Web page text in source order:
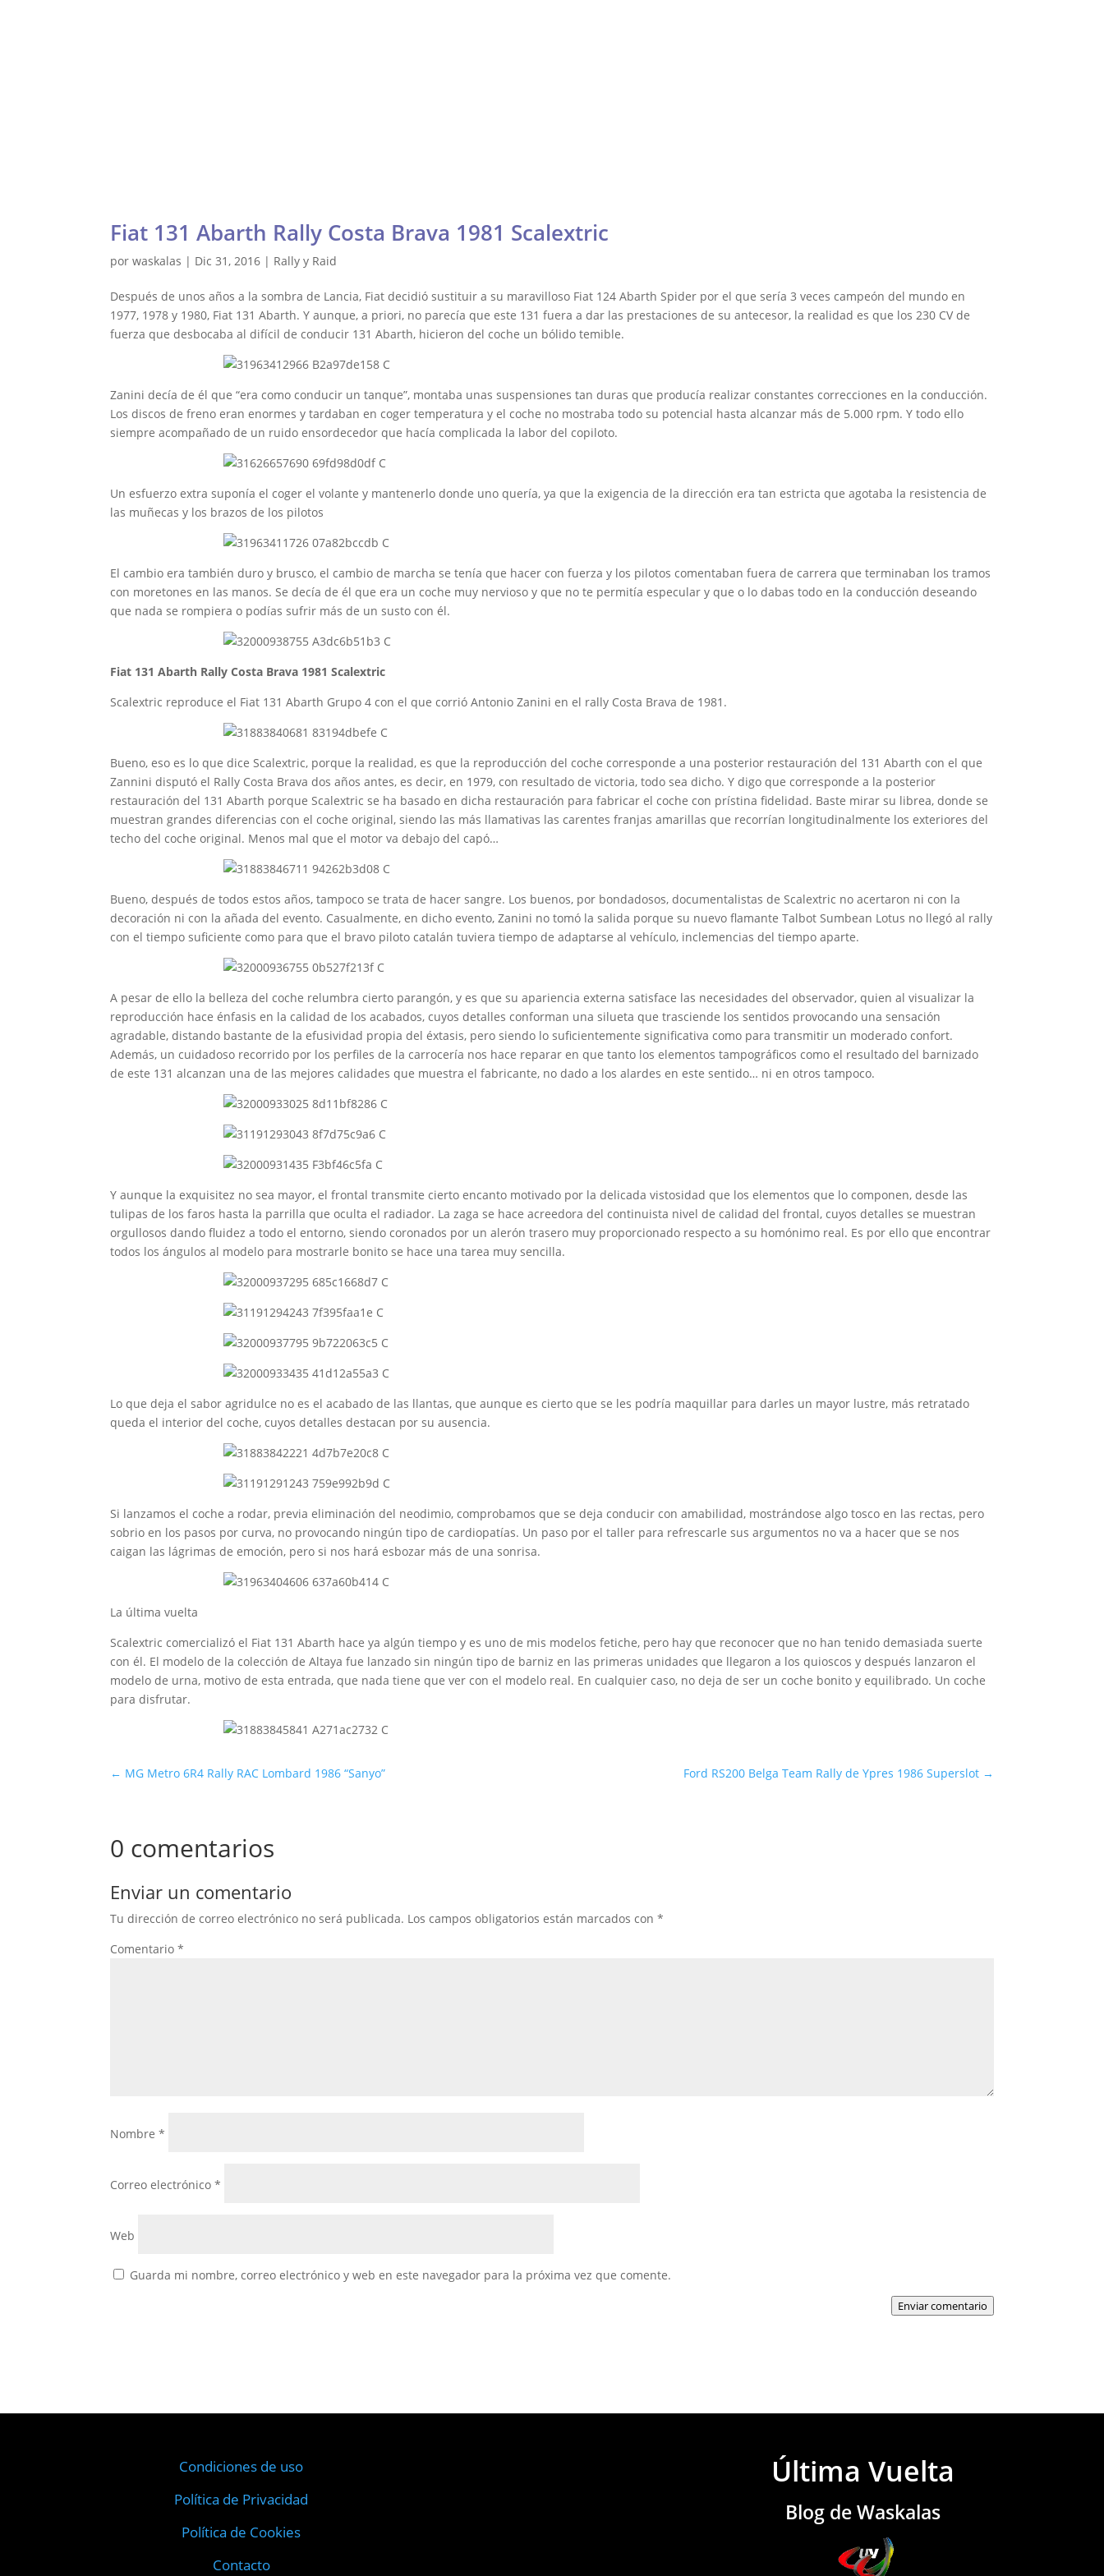
Fiat 131 Abarth Rally Costa Brava 1981 Scalextric
porwaskalas | Dic 31, 2016 | Rally y Raid
Después de unos años a la sombra de Lancia, Fiat decidió sustituir a su maravilloso Fiat 124 Abarth Spider por el que sería 3 veces campeón del mundo en
1977, 1978 y 1980, Fiat 131 Abarth. Y aunque, a priori, no parecía que este 131 fuera a dar las prestaciones de su antecesor, la realidad es que los 230 CV de
fuerza que desbocaba al difícil de conducir 131 Abarth, hicieron del coche un bólido temible.
Zanini decía de él que “era como conducir un tanque”, montaba unas suspensiones tan duras que producía realizar constantes correcciones en la conducción.
Los discos de freno eran enormes y tardaban en coger temperatura y el coche no mostraba todo su potencial hasta alcanzar más de 5.000 rpm. Y todo ello
siempre acompañado de un ruido ensordecedor que hacía complicada la labor del copiloto.
Un esfuerzo extra suponía el coger el volante y mantenerlo donde uno quería, ya que la exigencia de la dirección era tan estricta que agotaba la resistencia de
las muñecas y los brazos de los pilotos
El cambio era también duro y brusco, el cambio de marcha se tenía que hacer con fuerza y los pilotos comentaban fuera de carrera que terminaban los tramos
con moretones en las manos. Se decía de él que era un coche muy nervioso y que no te permitía especular y que o lo dabas todo en la conducción deseando
que nada se rompiera o podías sufrir más de un susto con él.
Fiat 131 Abarth Rally Costa Brava 1981 Scalextric
Scalextric reproduce el Fiat 131 Abarth Grupo 4 con el que corrió Antonio Zanini en el rally Costa Brava de 1981.
Bueno, eso es lo que dice Scalextric, porque la realidad, es que la reproducción del coche corresponde a una posterior restauración del 131 Abarth con el que
Zannini disputó el Rally Costa Brava dos años antes, es decir, en 1979, con resultado de victoria, todo sea dicho. Y digo que corresponde a la posterior
restauración del 131 Abarth porque Scalextric se ha basado en dicha restauración para fabricar el coche con prístina fidelidad. Baste mirar su librea, donde se
muestran grandes diferencias con el coche original, siendo las más llamativas las carentes franjas amarillas que recorrían longitudinalmente los exteriores del
techo del coche original. Menos mal que el motor va debajo del capó…
Bueno, después de todos estos años, tampoco se trata de hacer sangre. Los buenos, por bondadosos, documentalistas de Scalextric no acertaron ni con la
decoración ni con la añada del evento. Casualmente, en dicho evento, Zanini no tomó la salida porque su nuevo flamante Talbot Sumbean Lotus no llegó al rally
con el tiempo suficiente como para que el bravo piloto catalán tuviera tiempo de adaptarse al vehículo, inclemencias del tiempo aparte.
A pesar de ello la belleza del coche relumbra cierto parangón, y es que su apariencia externa satisface las necesidades del observador, quien al visualizar la
reproducción hace énfasis en la calidad de los acabados, cuyos detalles conforman una silueta que trasciende los sentidos provocando una sensación
agradable, distando bastante de la efusividad propia del éxtasis, pero siendo lo suficientemente significativa como para transmitir un moderado confort.
Además, un cuidadoso recorrido por los perfiles de la carrocería nos hace reparar en que tanto los elementos tampográficos como el resultado del barnizado
de este 131 alcanzan una de las mejores calidades que muestra el fabricante, no dado a los alardes en este sentido… ni en otros tampoco.
Y aunque la exquisitez no sea mayor, el frontal transmite cierto encanto motivado por la delicada vistosidad que los elementos que lo componen, desde las
tulipas de los faros hasta la parrilla que oculta el radiador. La zaga se hace acreedora del continuista nivel de calidad del frontal, cuyos detalles se muestran
orgullosos dando fluidez a todo el entorno, siendo coronados por un alerón trasero muy proporcionado respecto a su homónimo real. Es por ello que encontrar
todos los ángulos al modelo para mostrarle bonito se hace una tarea muy sencilla.
Lo que deja el sabor agridulce no es el acabado de las llantas, que aunque es cierto que se les podría maquillar para darles un mayor lustre, más retratado
queda el interior del coche, cuyos detalles destacan por su ausencia.
Si lanzamos el coche a rodar, previa eliminación del neodimio, comprobamos que se deja conducir con amabilidad, mostrándose algo tosco en las rectas, pero
sobrio en los pasos por curva, no provocando ningún tipo de cardiopatías. Un paso por el taller para refrescarle sus argumentos no va a hacer que se nos
caigan las lágrimas de emoción, pero si nos hará esbozar más de una sonrisa.
La última vuelta
Scalextric comercializó el Fiat 131 Abarth hace ya algún tiempo y es uno de mis modelos fetiche, pero hay que reconocer que no han tenido demasiada suerte
con él. El modelo de la colección de Altaya fue lanzado sin ningún tipo de barniz en las primeras unidades que llegaron a los quioscos y después lanzaron el
modelo de urna, motivo de esta entrada, que nada tiene que ver con el modelo real. En cualquier caso, no deja de ser un coche bonito y equilibrado. Un coche
para disfrutar.
← MG Metro 6R4 Rally RAC Lombard 1986 “Sanyo” Ford RS200 Belga Team Rally de Ypres 1986 Superslot→
0 comentarios
Enviar un comentario
Tu dirección de correo electrónico no será publicada. Los campos obligatorios están marcados con*
Comentario*
Nombre*
Correo electrónico*
Web
Guarda mi nombre, correo electrónico y web en este navegador para la próxima vez que comente.
Enviar comentario
Condiciones de uso
Política de Privacidad
Política de Cookies
Contacto
Última Vuelta
Blog de Waskalas